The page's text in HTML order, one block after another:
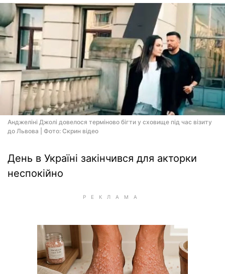
Анджеліні Джолі довелося терміново бігти у сховище під час візиту
до Львова | Фото: Скрин відео
День в Україні закінчився для акторки
неспокійно